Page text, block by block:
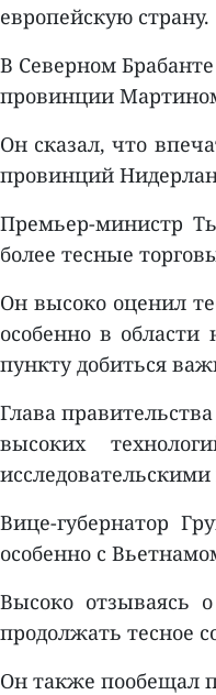
европейскую страну.
В Северном
провинции
Он сказал, что
провинций
Премьер-министр
более тесные
Он высоко оценил
особенно в
пункту добиться
Глава
высоких
Вице-губернатор
особенно с
Высоко отзываясь
продолжать тесное
Он также пообещал